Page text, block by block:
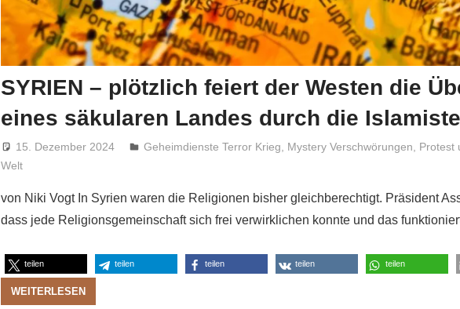
SYRIEN – plötzlich feiert der Westen die
eines säkularen Landes durch die
15. Dezember 2024 Niki Vogt
Geheimdienste Terror Krieg Mystery Verschwörungen Protest
Welt
von Niki Vogt In Syrien waren die Religionen bisher gleichberechtigt. Präsident
dass jede Religionsgemeinschaft sich frei verwirklichen konnte und das
teilen teilen teilen teilen teilen
WEITERLESEN